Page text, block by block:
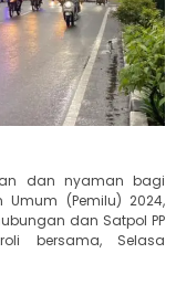
dan nyaman bagi
(Pemilu) 2024,
dan Satpol PP
bersama, Selasa